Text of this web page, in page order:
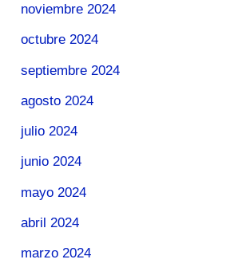
noviembre 2024
octubre 2024
septiembre 2024
agosto 2024
julio 2024
junio 2024
mayo 2024
abril 2024
marzo 2024